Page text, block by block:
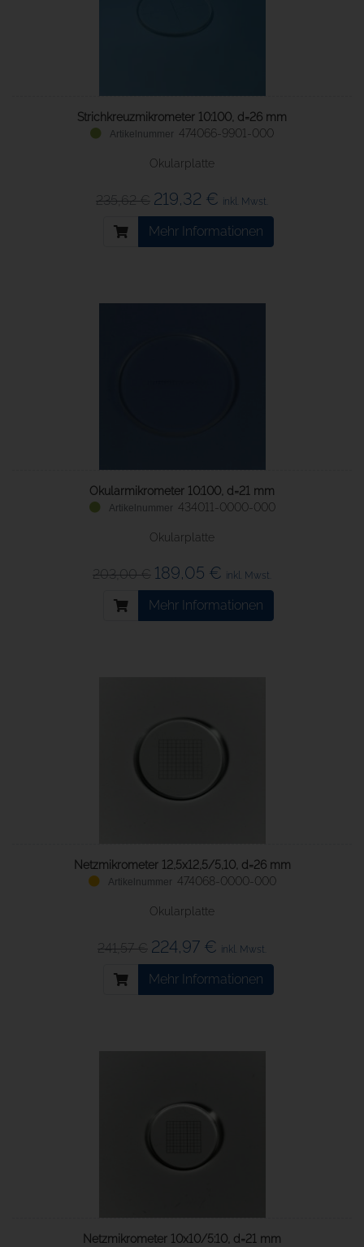
Strichkreuzmikrometer 10:100, d=26 mm
474066-9901-000
Okularplatte
235,62 € 219,32 € inkl. Mwst.
Mehr Informationen
Okularmikrometer 10:100, d=21 mm
434011-0000-000
Okularplatte
203,00 € 189,05 € inkl. Mwst.
Mehr Informationen
Netzmikrometer 12,5x12,5/5,10, d=26 mm
474068-0000-000
Okularplatte
241,57 € 224,97 € inkl. Mwst.
Mehr Informationen
Netzmikrometer 10x10/5:10, d=21 mm